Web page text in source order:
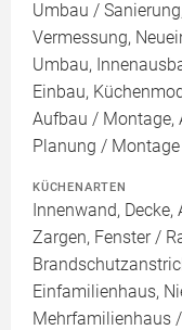
Umbau /
Vermessung,
Umbau,
Einbau,
Aufbau / Montage,
Planung / Montage
KÜCHENARTEN
Innenwand,
Zargen, Fenster /
Einfamilienhaus,
Mehrfamilienhaus